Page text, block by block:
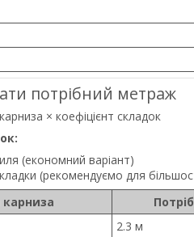
потрібний метраж
× коефіцієнт складок
(економний варіант)
(рекомендуємо для
2.3 м